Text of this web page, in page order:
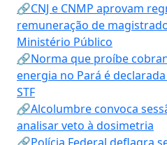
🔗CNJ e CNMP aprovam
remuneração de
Ministério Público
🔗Norma que proíbe
energia no Pará é
STF
🔗Alcolumbre convoca
analisar veto à dosimetria